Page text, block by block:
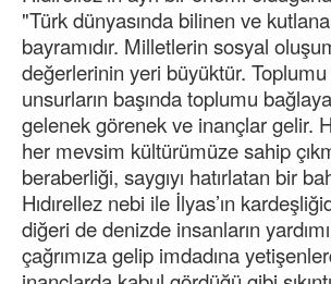
"Türk dünyasında bilinen ve
bayramıdır. Milletlerin sosyal
değerlerinin yeri büyüktür.
unsurların başında toplumu
gelenek görenek ve inançlar gelir.
her mevsim kültürümüze sahip
beraberliği, saygıyı hatırlatan bir
Hıdırellez nebi ile İlyas’ın
diğeri de denizde insanların
çağrımıza gelip imdadına